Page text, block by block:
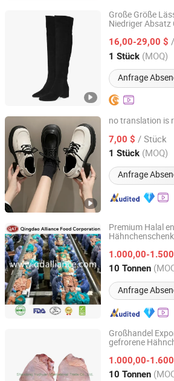
Große Größe
Niedriger
Damen Über-
16,00-29,00 $
1 Stück (MOQ)
Anfrage
Leyida Trading Co., Ltd.
Fujian, China Seit 2025
no translation is
7,00 $ / Stück
1 Stück (MOQ)
Anfrage
SHANDONG YICHUN TRADING CO., LTD.
Shandong, China Seit
Premium Halal
1.000,00-
10 Tonnen
Anfrage
QINGDAO ALLIANCE FOOD CORP.
Shandong, China Seit
Großhandel
gefrorene
1.000,00-
10 Tonnen
Shandong Yuchuan International
Shandong, China Seit